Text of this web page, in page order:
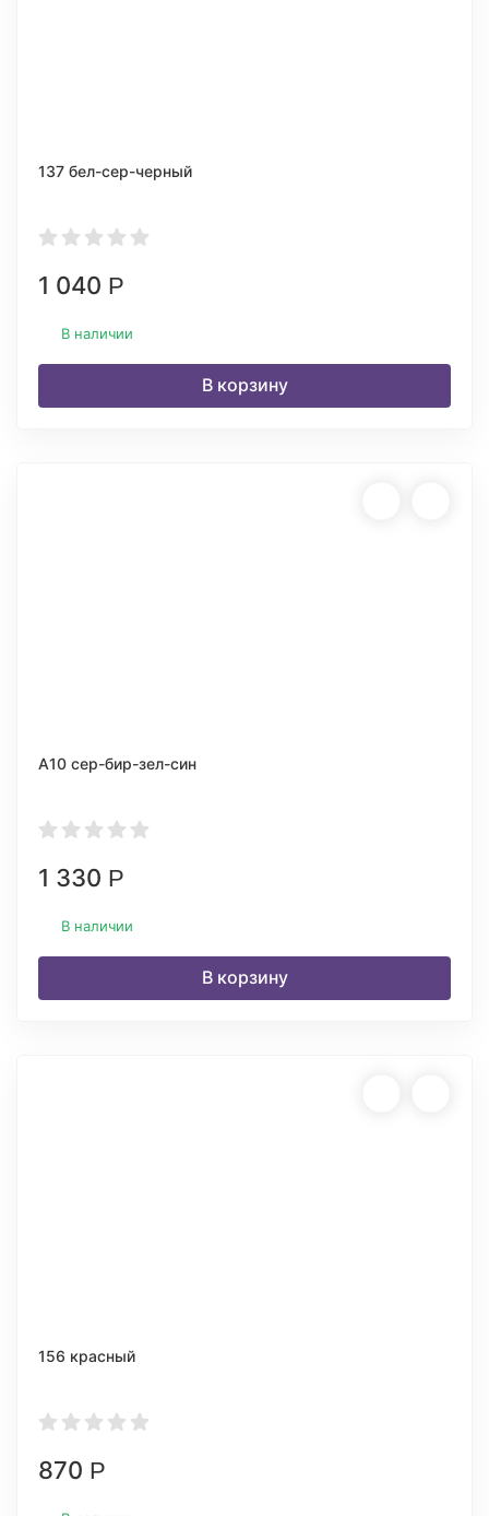
137 бел-сер-черный
1 040 Р
В наличии
В корзину
А10 сер-бир-зел-син
1 330 Р
В наличии
В корзину
156 красный
870 Р